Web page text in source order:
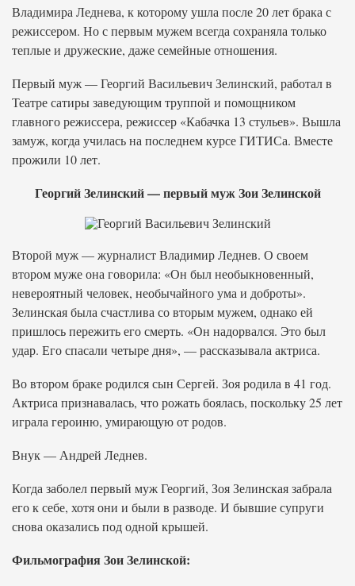
Владимира Леднева, к которому ушла после 20 лет брака с
режиссером. Но с первым мужем всегда сохраняла только
теплые и дружеские, даже семейные отношения.
Первый муж — Георгий Васильевич Зелинский, работал в
Театре сатиры заведующим труппой и помощником
главного режиссера, режиссер «Кабачка 13 стульев». Вышла
замуж, когда училась на последнем курсе ГИТИСа. Вместе
прожили 10 лет.
Георгий Зелинский — первый муж Зои Зелинской
Второй муж — журналист Владимир Леднев. О своем
втором муже она говорила: «Он был необыкновенный,
невероятный человек, необычайного ума и доброты».
Зелинская была счастлива со вторым мужем, однако ей
пришлось пережить его смерть. «Он надорвался. Это был
удар. Его спасали четыре дня», — рассказывала актриса.
Во втором браке родился сын Сергей. Зоя родила в 41 год.
Актриса признавалась, что рожать боялась, поскольку 25 лет
играла героиню, умирающую от родов.
Внук — Андрей Леднев.
Когда заболел первый муж Георгий, Зоя Зелинская забрала
его к себе, хотя они и были в разводе. И бывшие супруги
снова оказались под одной крышей.
Фильмография Зои Зелинской: